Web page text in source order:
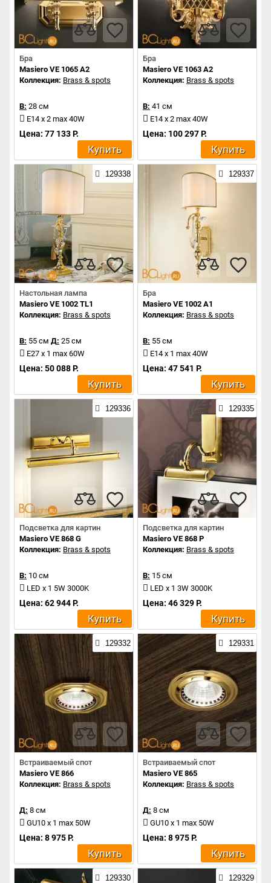
Бра
Masiero VE 1065 A2
Коллекция: Brass & spots
В: 28 см
E14 x 2 max 40W
Цена: 77 133 Р.
Купить
Бра
Masiero VE 1063 A2
Коллекция: Brass & spots
В: 41 см
E14 x 2 max 40W
Цена: 100 297 Р.
Купить
129338
Настольная лампа
Masiero VE 1002 TL1
Коллекция: Brass & spots
В: 55 см Д: 25 см
E27 x 1 max 60W
Цена: 50 088 Р.
Купить
129337
Бра
Masiero VE 1002 A1
Коллекция: Brass & spots
В: 55 см
E14 x 1 max 40W
Цена: 47 541 Р.
Купить
129336
Подсветка для картин
Masiero VE 868 G
Коллекция: Brass & spots
В: 10 см
LED x 1 5W 3000K
Цена: 62 944 Р.
Купить
129335
Подсветка для картин
Masiero VE 868 P
Коллекция: Brass & spots
В: 15 см
LED x 1 3W 3000K
Цена: 46 329 Р.
Купить
129332
Встраиваемый спот
Masiero VE 866
Коллекция: Brass & spots
Д: 8 см
GU10 x 1 max 50W
Цена: 8 975 Р.
Купить
129331
Встраиваемый спот
Masiero VE 865
Коллекция: Brass & spots
Д: 8 см
GU10 x 1 max 50W
Цена: 8 975 Р.
Купить
129330 129329